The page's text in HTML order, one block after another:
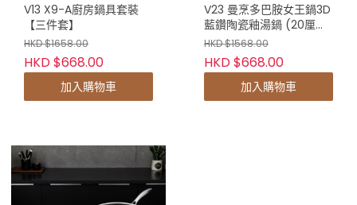
V13 X9-A廚房鍋具套裝
【三件套】
HKD $1658.00
HKD $668.00
加入購物車
V23 曼烹多巴胺女王鍋3D
藍鑽陶瓷釉湯鍋 (20厘米)
#連G型鍋蓋
HKD $1568.00
HKD $668.00
加入購物車